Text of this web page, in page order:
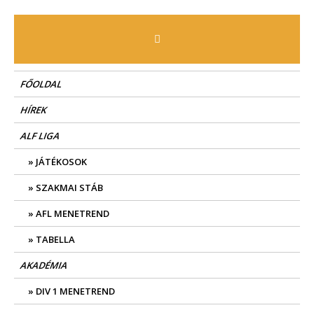
FŐOLDAL
HÍREK
ALF LIGA
JÁTÉKOSOK
SZAKMAI STÁB
AFL MENETREND
TABELLA
AKADÉMIA
DIV 1 MENETREND